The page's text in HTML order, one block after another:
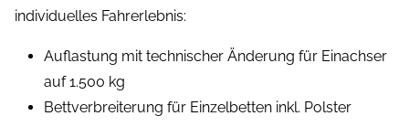
individuelles Fahrerlebnis:
Auflastung mit technischer Änderung für Einachser
auf 1.500 kg
Bettverbreiterung für Einzelbetten inkl. Polster